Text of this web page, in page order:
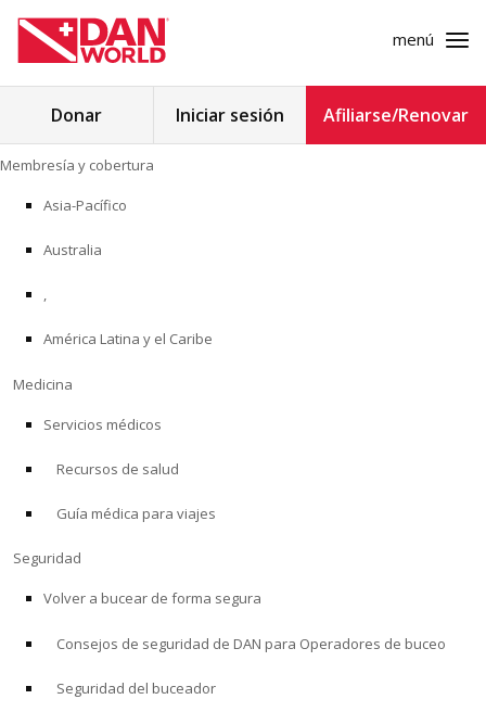
al
contenido
menú
Tienda
Alert Diver
MEMBRESÍA Y COBERTURA
SEGURIDAD
INVESTIGACIÓN
PROGRAMAS PROFESIONALES
Donar Iniciar sesión Afiliarse/Renovar
Membresía y cobertura
Asia-Pacífico
Australia
,
América Latina y el Caribe
Medicina
Servicios médicos
Recursos de salud
Guía médica para viajes
Seguridad
Volver a bucear de forma segura
Consejos de seguridad de DAN para Operadores de buceo
Seguridad del buceador